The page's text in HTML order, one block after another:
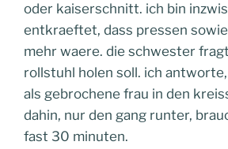
oder kaiserschnitt. ich bin
entkraeftet, dass pressen
mehr waere. die schwester
rollstuhl holen soll. ich
als gebrochene frau in den
dahin, nur den gang runter,
fast 30 minuten.